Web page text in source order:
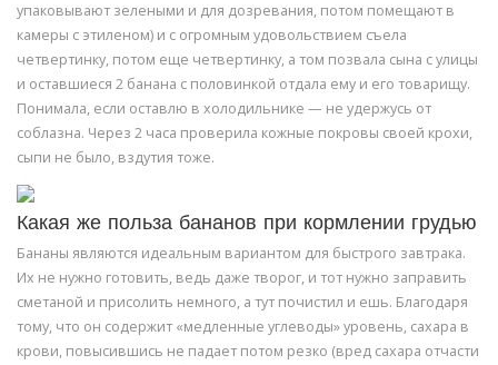
упаковывают зелеными и для дозревания, потом помещают в
камеры с этиленом) и с огромным удовольствием съела
четвертинку, потом еще четвертинку, а том позвала сына с улицы
и оставшиеся 2 банана с половинкой отдала ему и его товарищу.
Понимала, если оставлю в холодильнике — не удержусь от
соблазна. Через 2 часа проверила кожные покровы своей крохи,
сыпи не было, вздутия тоже.
Какая же польза бананов при кормлении грудью
Бананы являются идеальным вариантом для быстрого завтрака.
Их не нужно готовить, ведь даже творог, и тот нужно заправить
сметаной и присолить немного, а тут почистил и ешь. Благодаря
тому, что он содержит «медленные углеводы» уровень, сахара в
крови, повысившись не падает потом резко (вред сахара отчасти